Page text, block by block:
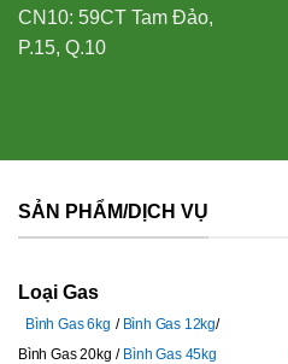
CN10: 59CT Tam Đảo,
P.15, Q.10
SẢN PHẨM/DỊCH VỤ
Loại Gas
Bình Gas 6kg
Bình Gas 12kg
Bình Gas 20kg
Bình Gas 45kg